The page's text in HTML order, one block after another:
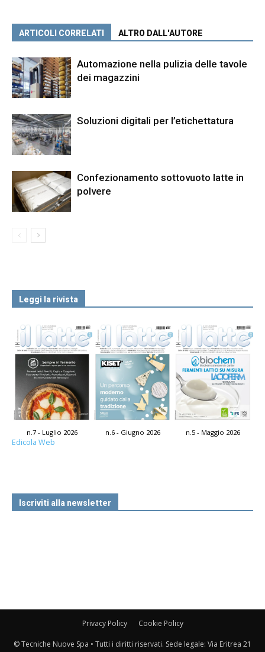
ARTICOLI CORRELATI ALTRO DALL'AUTORE
Automazione nella pulizia delle tavole
dei magazzini
Soluzioni digitali per l’etichettatura
Confezionamento sottovuoto latte in
polvere
Leggi la rivista
n.7 - Luglio 2026 n.6 - Giugno 2026 n.5 - Maggio 2026
Edicola Web
Iscriviti alla newsletter
Privacy Policy Cookie Policy
© Tecniche Nuove Spa • Tutti i diritti riservati. Sede legale: Via Eritrea 21